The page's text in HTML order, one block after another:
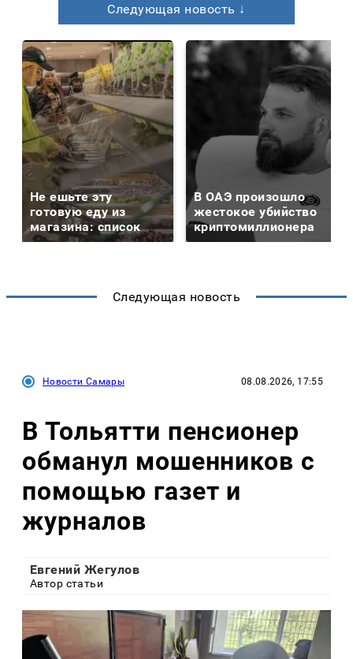
Следующая новость ↓
Не ешьте эту
готовую еду из
магазина: список
В ОАЭ произошло
жестокое убийство
криптомиллионера
Следующая новость
Новости Самары 08.08.2026, 17:55
В Тольятти пенсионер
обманул мошенников с
помощью газет и
журналов
Евгений Жегулов
Автор статьи